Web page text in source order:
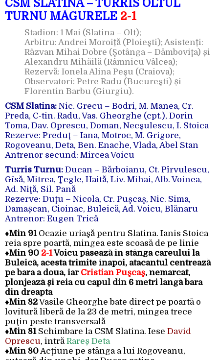
CSM SLATINA – TURRIS OLTUL
TURNU MĂGURELE 2-1
Stadion: 1 Mai (Slatina – Olt);
Arbitru: Andrei Moroiță (Ploieşti); Asistenți:
Răzvan Mihai Dobre (Şotânga – Dâmboviţa) și
Alexandru Mihăilă (Râmnicu Vâlcea);
Rezervă: Ionela Alina Peşu (Craiova);
Observatori: Petre Radu (Bucureşti) și
Florentin Barbu (Giurgiu).
CSM Slatina: Nic. Grecu – Bodri, M. Manea, Cr.
Preda, C-tin. Radu, Vas. Gheorghe (cpt.), Dorin
Toma, Dav. Oprescu, Doman, Necşulescu, I. Stoica
Rezerve: Preduţ – Iana, Motroc, M. Grigore,
Rogoveanu, Deta, Ben. Enache, Vlada, Abel Stan
Antrenor secund: Mircea Voicu
Turris Turnu: Ducan – Bărboianu, Ct. Pîrvulescu,
Gîsă, Mitrea, Ţegle, Haită, Liv. Mihai, Alb. Voinea,
Ad. Niţă, Sil. Pană
Rezerve: Duţu – Nicola, Cr. Puşcaş, Nic. Sima,
Damașcan, Cioinac, Buleică, Ad. Voicu, Blănaru
Antrenor: Eugen Trică
♦Min 91Ocazie uriaşă pentru Slatina. Ianis Stoica
reia spre poartă, mingea este scoasă de pe linie
♦Min 90 2-1Voicu pasează în stânga careului la
Buleică, acesta trimite înapoi, atacantul centrează
pe bara a doua, iar Cristian Puşcaş, nemarcat,
plonjează și reia cu capul din 6 metri lângă bara
din dreapta
♦Min 82Vasile Gheorghe bate direct pe poartă o
lovitură liberă de la 23 de metri, mingea trece
puţin peste transversală
♦Min 81Schimbare la CSM Slatina. Iese David
Oprescu, intrăRareș Deta
♦Min 80Acţiune pe stânga a lui Rogoveanu,